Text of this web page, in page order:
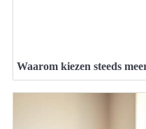
Waarom kiezen steeds